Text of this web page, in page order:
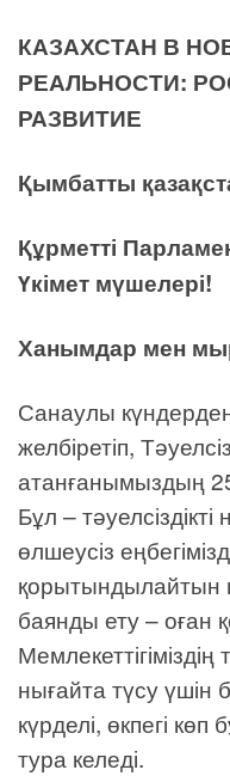
КАЗАХСТАН В
РЕАЛЬНОСТИ:
РАЗВИТИЕ
Қымбатты
Құрметті
Үкімет мүшелері!
Ханымдар мен
Санаулы
желбіретіп,
атанғанымыздың
Бұл –
өлшеусіз
қорытындылайтын
баянды ету – оған
нығайта түсу үшін
күрделі, өкпегі
тура келеді.